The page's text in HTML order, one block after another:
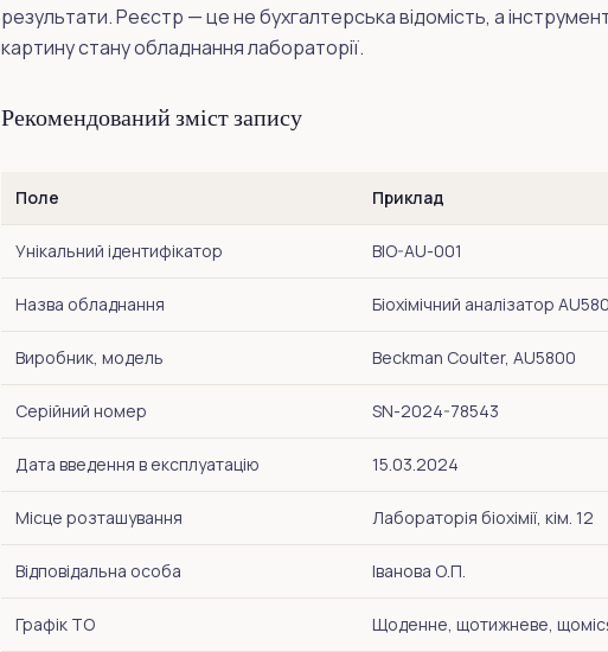
результати. Реєстр — це не бухгалтерська відомість, а
картину стану обладнання лабораторії.
Рекомендований зміст запису
Поле Приклад
Унікальний ідентифікатор BIO-AU-001
Назва обладнання Біохімічний аналізатор
Виробник, модель Beckman Coulter, AU5800
Серійний номер SN-2024-78543
Дата введення в експлуатацію 15.03.2024
Місце розташування Лабораторія біохімії, кім. 12
Відповідальна особа Іванова О.П.
Графік ТО Щоденне, щотижневе,